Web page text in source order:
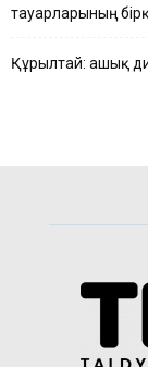
тауарларының
Құрылтай: ашық